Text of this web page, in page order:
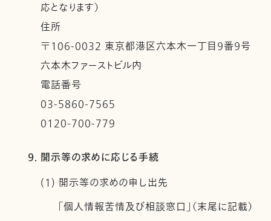
応となります）
住所
〒106-0032 東京都港区六本木一丁目９番９号
六本木ファーストビル内
電話番号
03-5860-7565
0120-700-779
9. 開示等の求めに応じる手続
(1) 開示等の求めの申し出先
「個人情報苦情及び相談窓口」（末尾に記載）